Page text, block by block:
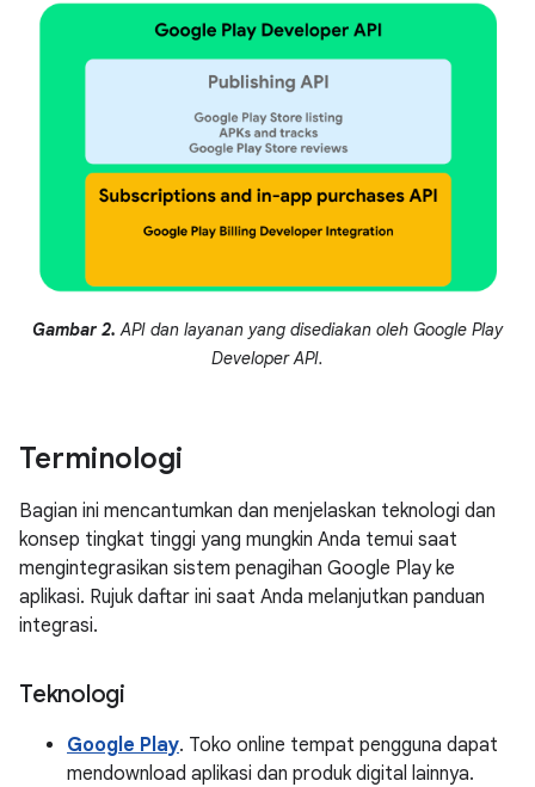
Gambar 2. API dan layanan yang disediakan oleh Google Play
Developer API.
Terminologi
Bagian ini mencantumkan dan menjelaskan teknologi dan
konsep tingkat tinggi yang mungkin Anda temui saat
mengintegrasikan sistem penagihan Google Play ke
aplikasi. Rujuk daftar ini saat Anda melanjutkan panduan
integrasi.
Teknologi
Google Play. Toko online tempat pengguna dapat
mendownload aplikasi dan produk digital lainnya.